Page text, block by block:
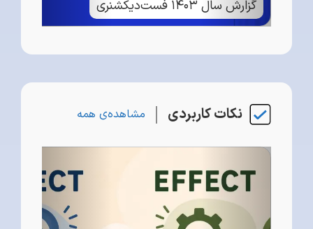
گزارش سال ۱۴۰۳ فست‌دیکشنری
نکات کاربردی مشاهده‌ی همه